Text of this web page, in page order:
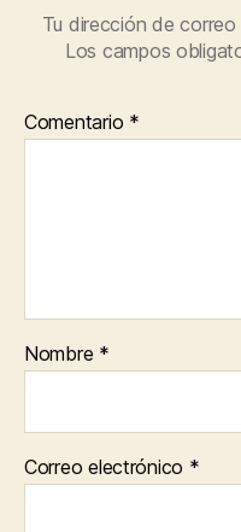
Tu dirección de
Los campos
Comentario *
Nombre *
Correo electrónico *